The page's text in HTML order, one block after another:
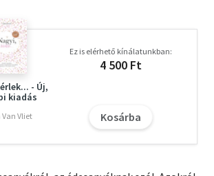
- Új,
kiadás
Van Vliet
Ez is elérhető kínálatunkban:
4 500 Ft
Kosárba